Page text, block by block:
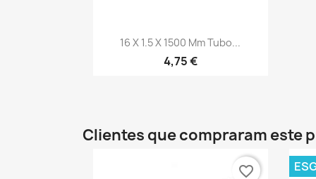
Vista rápida
16 X 1.5 X 1500 Mm Tubo...
4,75 €
Clientes que compraram este
favorite_border